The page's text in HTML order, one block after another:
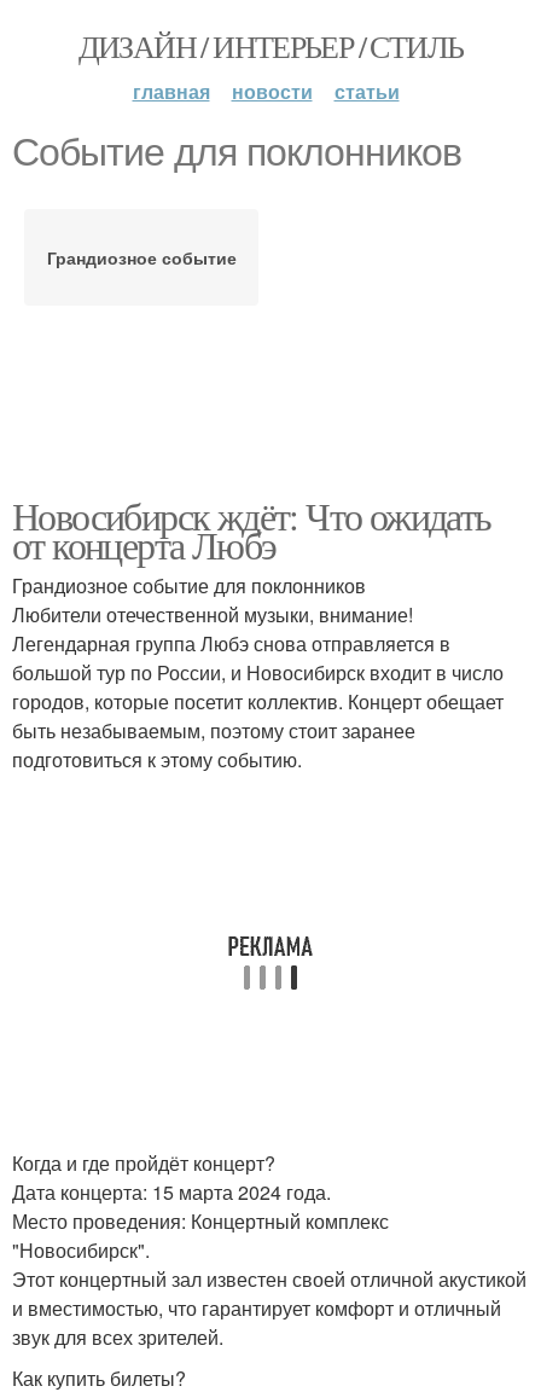
ДИЗАЙН / ИНТЕРЬЕР / СТИЛЬ
главная новости статьи
Событие для поклонников
Грандиозное событие
Новосибирск ждёт: Что ожидать
от концерта Любэ
Грандиозное событие для поклонников
Любители отечественной музыки, внимание!
Легендарная группа Любэ снова отправляется в
большой тур по России, и Новосибирск входит в число
городов, которые посетит коллектив. Концерт обещает
быть незабываемым, поэтому стоит заранее
подготовиться к этому событию.
Когда и где пройдёт концерт?
Дата концерта: 15 марта 2024 года.
Место проведения: Концертный комплекс
"Новосибирск".
Этот концертный зал известен своей отличной акустикой
и вместимостью, что гарантирует комфорт и отличный
звук для всех зрителей.
Как купить билеты?